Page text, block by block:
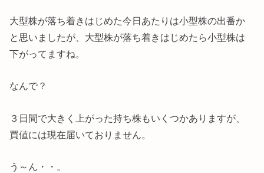
大型株が落ち着きはじめた今日あたりは小型株の出番か
と思いましたが、大型株が落ち着きはじめたら小型株は
下がってますね。
なんで？
３日間で大きく上がった持ち株もいくつかありますが、
買値には現在届いておりません。
う～ん・・。